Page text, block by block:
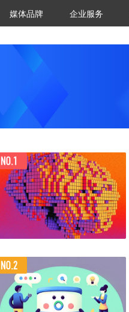
媒体品牌 36Kr研究院
企业服务